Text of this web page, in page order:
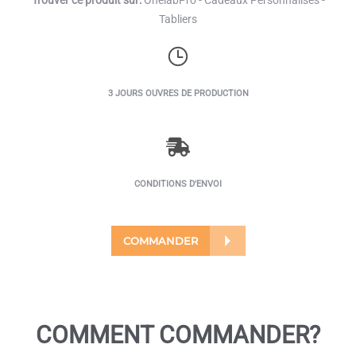
Tabliers
3 JOURS OUVRES DE PRODUCTION
CONDITIONS D'ENVOI
COMMANDER
COMMENT COMMANDER?